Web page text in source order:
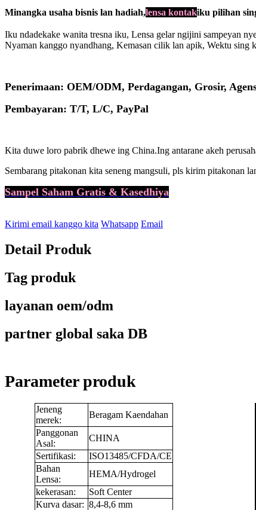
Minangka usaha bisnis lan hadiah,lensa kontakiku pilihan
Iku ndadekake wanita tresna iku, Lensa gelar ngijini sampeyan
Nyaman kanggo nyandhang, Kemasan cilik lan apik, Wektu sing
Penerimaan: OEM/ODM, Perdagangan, Grosir,
Pembayaran: T/T, L/C, PayPal
Kita duwe loro pabrik dhewe ing China.Ing antarane akeh
Sembarang pitakonan kita seneng mangsuli, pls kirim pitakonan
Sampel Saham Gratis & Kasedhiya
Kirimi email kanggo kita Whatsapp Email
Detail Produk
Tag produk
layanan oem/odm
partner global saka DB
Parameter produk
Jeneng
merek:
Beragam Kaendahan
Panggonan
Asal:
CHINA
Sertifikasi:
ISO13485/CFDA/CE
Bahan
Lensa:
HEMA/Hydrogel
kekerasan:
Soft Center
Kurva dasar: 8,4-8,6 mm